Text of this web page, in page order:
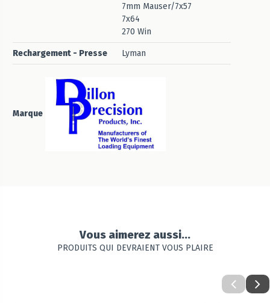
7mm Mauser/7x57
7x64
270 Win
Rechargement - Presse Lyman
Marque
Vous aimerez aussi...
PRODUITS QUI DEVRAIENT VOUS PLAIRE